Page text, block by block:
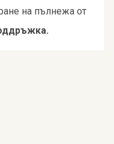
на пълнежа от